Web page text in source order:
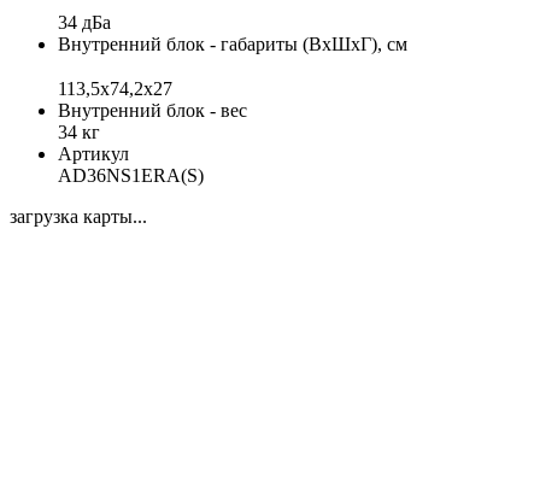
34 дБа
Внутренний блок - габариты (ВхШхГ), см
113,5x74,2x27
Внутренний блок - вес
34 кг
Артикул
AD36NS1ERA(S)
загрузка карты...